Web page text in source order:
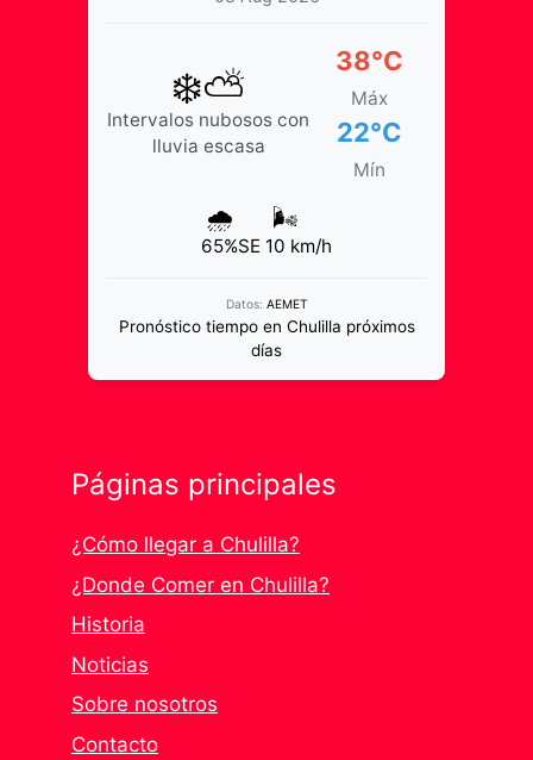
❄️⛅
Intervalos nubosos con
lluvia escasa
38°C
Máx
22°C
Mín
🌧️
65%
🌬️
SE 10 km/h
Datos: AEMET
Pronóstico tiempo en Chulilla próximos
días
Páginas principales
¿Cómo llegar a Chulilla?
¿Donde Comer en Chulilla?
Historia
Noticias
Sobre nosotros
Contacto